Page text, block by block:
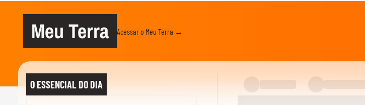
Meu Terra Acessar o Meu Terra →
O ESSENCIAL DO DIA